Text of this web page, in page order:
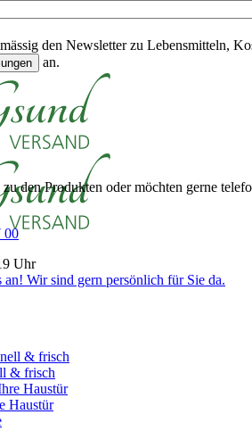
den Newsletter zu Lebensmitteln,
an.
den Produkten oder möchten gerne
00
Uhr
an! Wir sind gern persönlich für Sie da.
& frisch
Haustür